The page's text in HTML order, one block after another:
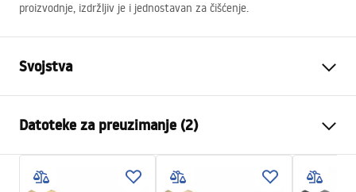
proizvodnje, izdržljiv je i jednostavan za čišćenje.
Svojstva
Materijal
Sanitarna keramika
Boja
Bijela, Bijela/Zlatna
Završetak
Sjajni
Datoteke za preuzimanje (2)
Montažne upute